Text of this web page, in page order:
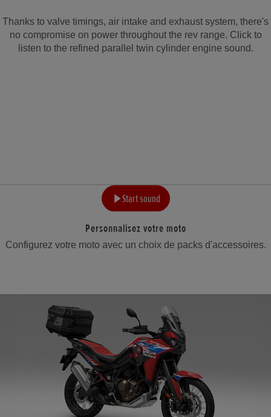
Thanks to valve timings, air intake and exhaust system, there's
no compromise on power throughout the rev range. Click to
listen to the refined parallel twin cylinder engine sound.
Start sound
Personnalisez votre moto
Configurez votre moto avec un choix de packs d'accessoires.